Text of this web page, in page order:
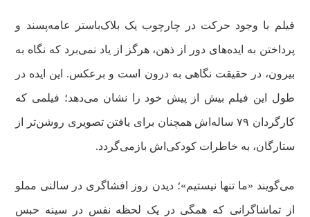
فیلم با وجود حرکت در چارچوب یک بلاک‌باستر عامه‌پسند و
پرداختن به ایده‌های دور از ذهن، هرگز از یاد نمی‌برد که نگاه به
بیرون، در حقیقت نگاهی به درون است و برعکس. این ایده در
طول این فیلم بیش از پیش خود را نشان می‌دهد؛ فیلمی که
کارگردان ۷۹ ساله‌اش همچنان برای یافتن تصویری روشن‌تر از
ستارگان، به خاطرات کودکی‌اش بازمی‌گردد.
می‌گویند «ما تنها نیستیم»؛ دیدن روز افشاگری در سالنی مملو
از تماشاگرانی که همگی در یک لحظه نفس در سینه حبس